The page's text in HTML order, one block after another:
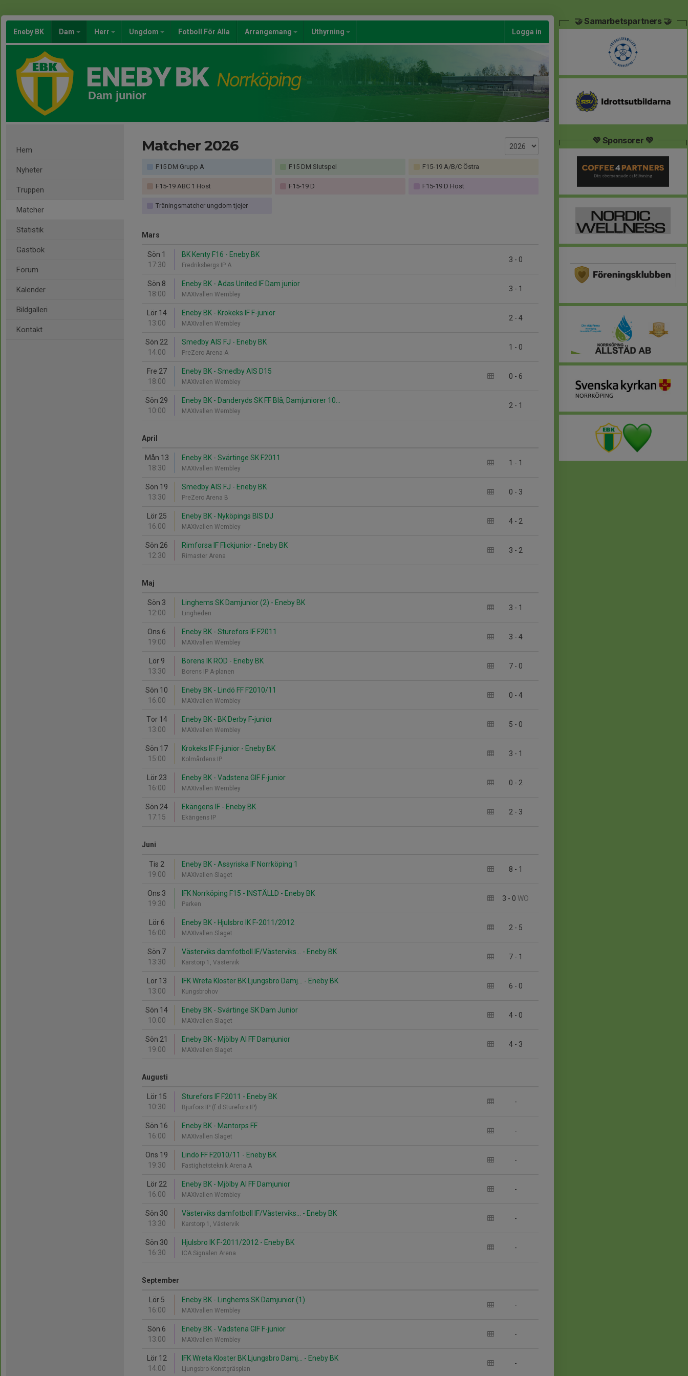
Eneby BK Dam Herr Ungdom Fotboll För Alla Arrangemang Uthyrning Logga in
Dam junior
Hem
Nyheter
Truppen
Matcher
Statistik
Gästbok
Forum
Kalender
Bildgalleri
Kontakt
Matcher 2026
F15 DM Grupp A F15 DM Slutspel F15-19 A/B/C Östra
F15-19 ABC 1 Höst F15-19 D F15-19 D Höst
Träningsmatcher ungdom tjejer
Mars
Sön 1
17:30
3 - 0
BK Kenty F16 - Eneby BK
Fredriksbergs IP A
Sön 8
18:00
3 - 1
Eneby BK - Adas United IF Dam junior
MAXIvallen Wembley
Lör 14
13:00
2 - 4
Eneby BK - Krokeks IF F-junior
MAXIvallen Wembley
Sön 22
14:00
1 - 0
Smedby AIS FJ - Eneby BK
PreZero Arena A
Fre 27
18:00
0 - 6
Eneby BK - Smedby AIS D15
MAXIvallen Wembley
Sön 29
10:00
2 - 1
Eneby BK - Danderyds SK FF Blå, Damjuniorer 10...
MAXIvallen Wembley
April
Mån 13
18:30
1 - 1
Eneby BK - Svärtinge SK F2011
MAXIvallen Wembley
Sön 19
13:30
0 - 3
Smedby AIS FJ - Eneby BK
PreZero Arena B
Lör 25
16:00
4 - 2
Eneby BK - Nyköpings BIS DJ
MAXIvallen Wembley
Sön 26
12:30
3 - 2
Rimforsa IF Flickjunior - Eneby BK
Rimaster Arena
Maj
Sön 3
12:00
3 - 1
Linghems SK Damjunior (2) - Eneby BK
Lingheden
Ons 6
19:00
3 - 4
Eneby BK - Sturefors IF F2011
MAXIvallen Wembley
Lör 9
13:30
7 - 0
Borens IK RÖD - Eneby BK
Borens IP A-planen
Sön 10
16:00
0 - 4
Eneby BK - Lindö FF F2010/11
MAXIvallen Wembley
Tor 14
13:00
5 - 0
Eneby BK - BK Derby F-junior
MAXIvallen Wembley
Sön 17
15:00
3 - 1
Krokeks IF F-junior - Eneby BK
Kolmårdens IP
Lör 23
16:00
0 - 2
Eneby BK - Vadstena GIF F-junior
MAXIvallen Wembley
Sön 24
17:15
2 - 3
Ekängens IF - Eneby BK
Ekängens IP
Juni
Tis 2
19:00
8 - 1
Eneby BK - Assyriska IF Norrköping 1
MAXIvallen Slaget
Ons 3
19:30
3 - 0 WO
IFK Norrköping F15 - INSTÄLLD - Eneby BK
Parken
Lör 6
16:00
2 - 5
Eneby BK - Hjulsbro IK F-2011/2012
MAXIvallen Slaget
Sön 7
13:30
7 - 1
Västerviks damfotboll IF/Västerviks... - Eneby BK
Karstorp 1, Västervik
Lör 13
13:00
6 - 0
IFK Wreta Kloster BK Ljungsbro Damj... - Eneby BK
Kungsbrohov
Sön 14
10:00
4 - 0
Eneby BK - Svärtinge SK Dam Junior
MAXIvallen Slaget
Sön 21
19:00
4 - 3
Eneby BK - Mjölby AI FF Damjunior
MAXIvallen Slaget
Augusti
Lör 15
10:30
-
Sturefors IF F2011 - Eneby BK
Bjurfors IP (f d Sturefors IP)
Sön 16
16:00
-
Eneby BK - Mantorps FF
MAXIvallen Slaget
Ons 19
19:30
-
Lindö FF F2010/11 - Eneby BK
Fastighetsteknik Arena A
Lör 22
16:00
-
Eneby BK - Mjölby AI FF Damjunior
MAXIvallen Wembley
Sön 30
13:30
-
Västerviks damfotboll IF/Västerviks... - Eneby BK
Karstorp 1, Västervik
Sön 30
16:30
-
Hjulsbro IK F-2011/2012 - Eneby BK
ICA Signalen Arena
September
Lör 5
16:00
-
Eneby BK - Linghems SK Damjunior (1)
MAXIvallen Wembley
Sön 6
13:00
-
Eneby BK - Vadstena GIF F-junior
MAXIvallen Wembley
Lör 12
14:00
-
IFK Wreta Kloster BK Ljungsbro Damj... - Eneby BK
Ljungsbro Konstgräsplan
🤝 Samarbetspartners 🤝
💚 Sponsorer 💚